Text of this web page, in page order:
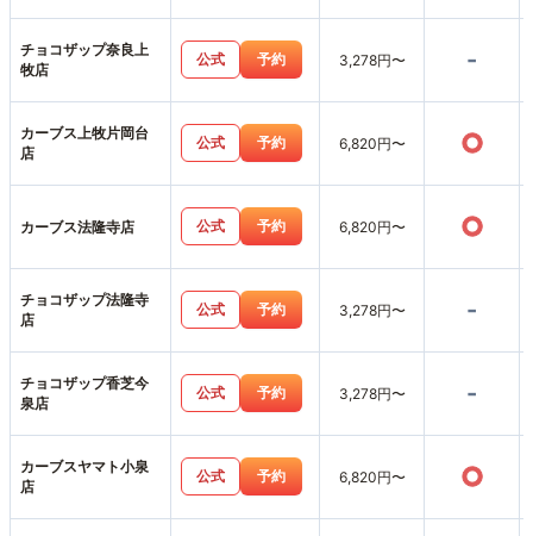
チョコザップ奈良上
牧店
公式 予約 3,278円〜 -
カーブス上牧片岡台
店
公式 予約 6,820円〜 ○
カーブス法隆寺店 公式 予約 6,820円〜 ○
チョコザップ法隆寺
店
公式 予約 3,278円〜 -
チョコザップ香芝今
泉店
公式 予約 3,278円〜 -
カーブスヤマト小泉
店
公式 予約 6,820円〜 ○